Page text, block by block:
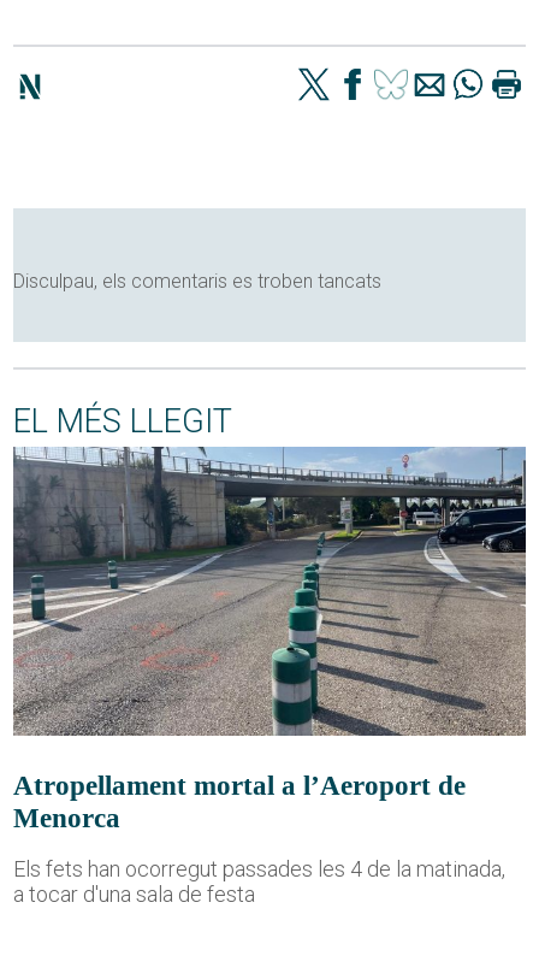
Disculpau, els comentaris es troben tancats
EL MÉS LLEGIT
Atropellament mortal a l’Aeroport de
Menorca
Els fets han ocorregut passades les 4 de la matinada,
a tocar d'una sala de festa